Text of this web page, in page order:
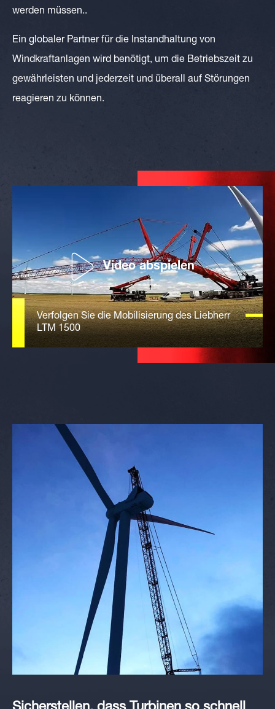
werden müssen..
Ein globaler Partner für die Instandhaltung von
Windkraftanlagen wird benötigt, um die Betriebszeit zu
gewährleisten und jederzeit und überall auf Störungen
reagieren zu können.
Video abspielen
Verfolgen Sie die Mobilisierung des Liebherr
LTM 1500